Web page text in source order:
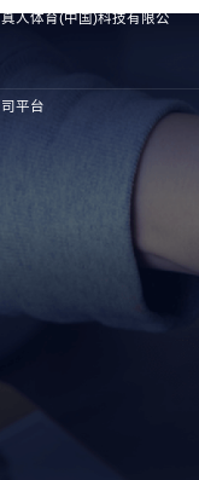
真人体育(中国)科技有限公
司平台